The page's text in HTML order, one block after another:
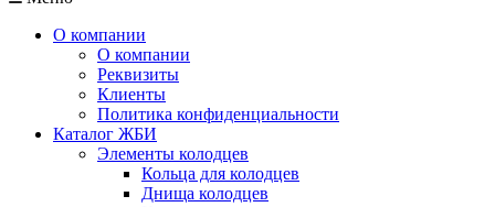
О компании
О компании
Реквизиты
Клиенты
Политика конфиденциальности
Каталог ЖБИ
Элементы колодцев
Кольца для колодцев
Днища колодцев